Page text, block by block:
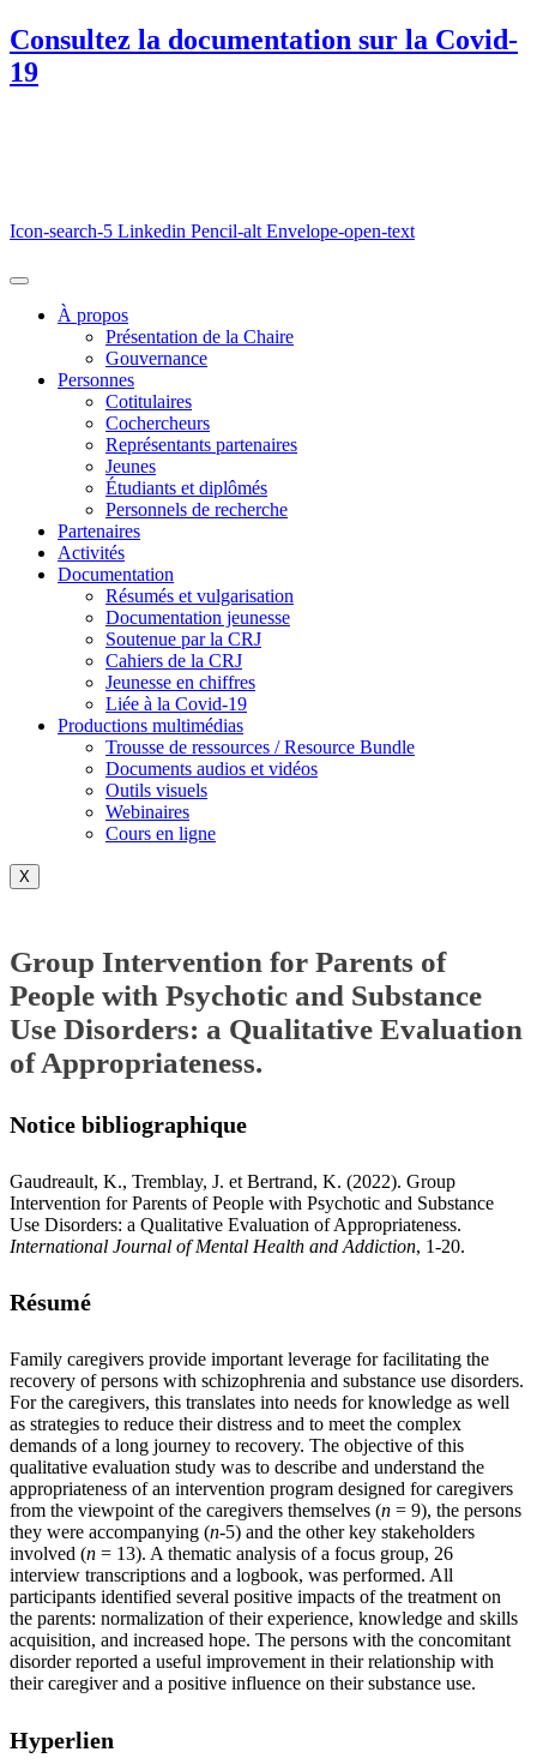
Consultez la documentation sur la Covid-
19
Icon-search-5 Linkedin Pencil-alt Envelope-open-text
À propos
Présentation de la Chaire
Gouvernance
Personnes
Cotitulaires
Cochercheurs
Représentants partenaires
Jeunes
Étudiants et diplômés
Personnels de recherche
Partenaires
Activités
Documentation
Résumés et vulgarisation
Documentation jeunesse
Soutenue par la CRJ
Cahiers de la CRJ
Jeunesse en chiffres
Liée à la Covid-19
Productions multimédias
Trousse de ressources / Resource Bundle
Documents audios et vidéos
Outils visuels
Webinaires
Cours en ligne
X
Group Intervention for Parents of
People with Psychotic and Substance
Use Disorders: a Qualitative Evaluation
of Appropriateness.
Notice bibliographique
Gaudreault, K., Tremblay, J. et Bertrand, K. (2022). Group
Intervention for Parents of People with Psychotic and Substance
Use Disorders: a Qualitative Evaluation of Appropriateness.
International Journal of Mental Health and Addiction, 1-20.
Résumé
Family caregivers provide important leverage for facilitating the
recovery of persons with schizophrenia and substance use disorders.
For the caregivers, this translates into needs for knowledge as well
as strategies to reduce their distress and to meet the complex
demands of a long journey to recovery. The objective of this
qualitative evaluation study was to describe and understand the
appropriateness of an intervention program designed for caregivers
from the viewpoint of the caregivers themselves (n = 9), the persons
they were accompanying (n-5) and the other key stakeholders
involved (n = 13). A thematic analysis of a focus group, 26
interview transcriptions and a logbook, was performed. All
participants identified several positive impacts of the treatment on
the parents: normalization of their experience, knowledge and skills
acquisition, and increased hope. The persons with the concomitant
disorder reported a useful improvement in their relationship with
their caregiver and a positive influence on their substance use.
Hyperlien